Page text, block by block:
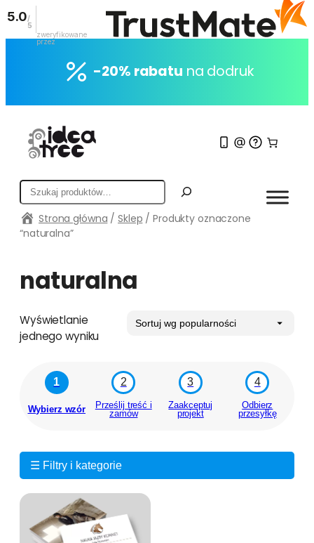
Przejdź
-20% rabatu na dodruk
S
z
u
k
Strona główna / Sklep / Produkty oznaczone
“naturalna”
naturalna
Wyświetlanie
jednego wyniku
1
Wybierz wzór
2
Prześlij treść i
zamów
3
Zaakceptuj
projekt
4
Odbierz
przesyłkę
☰ Filtry i kategorie
5.0/
5
zweryfikowane
przez